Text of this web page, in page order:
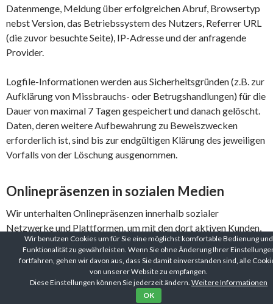
Datenmenge, Meldung über erfolgreichen Abruf, Browsertyp
nebst Version, das Betriebssystem des Nutzers, Referrer URL
(die zuvor besuchte Seite), IP-Adresse und der anfragende
Provider.
Logfile-Informationen werden aus Sicherheitsgründen (z.B. zur
Aufklärung von Missbrauchs- oder Betrugshandlungen) für die
Dauer von maximal 7 Tagen gespeichert und danach gelöscht.
Daten, deren weitere Aufbewahrung zu Beweiszwecken
erforderlich ist, sind bis zur endgültigen Klärung des jeweiligen
Vorfalls von der Löschung ausgenommen.
Onlinepräsenzen in sozialen Medien
Wir unterhalten Onlinepräsenzen innerhalb sozialer
Netzwerke und Plattformen, um mit den dort aktiven Kunden,
Interessenten und Nutzern kommunizieren und sie dort über
unsere Leistungen informieren zu können. Beim Aufruf der
jeweiligen Netzwerke und Plattformen gelten die
Geschäftsbedingungen und die Datenverarbeitungsrichtlinien
Wir benutzen Cookies um für Sie eine möglichst komfortable Bedienung und
Funktionalität zu gewährleisten. Wenn Sie ohne Änderung Ihrer
fortfahren, gehen wir davon aus, dass Sie damit einverstanden sind, alle
von unserer Website zu empfangen.
Diese Einstellungen können Sie jederzeit ändern. Weitere Informationen
OK